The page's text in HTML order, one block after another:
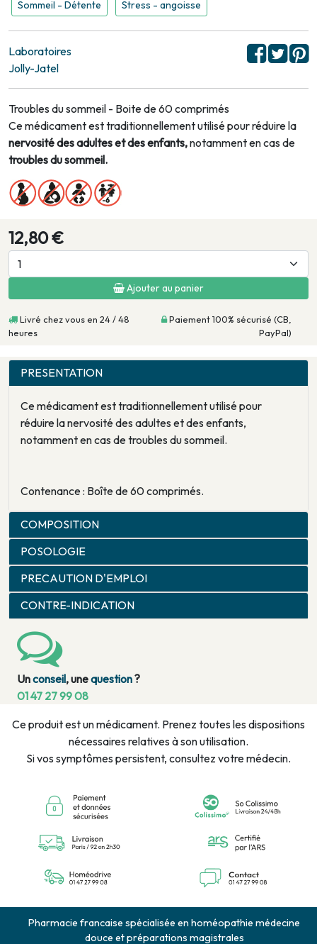
Sommeil - Détente Stress - angoisse
Laboratoires
Jolly-Jatel
Troubles du sommeil - Boite de 60 comprimés
Ce médicament est traditionnellement utilisé pour réduire la
nervosité des adultes et des enfants,notamment en cas de
troubles du sommeil.
12,80 €
Ajouter au panier
Livré chez vous en 24 / 48
heures
Paiement 100% sécurisé (CB,
PayPal)
PRESENTATION
Ce médicament est traditionnellement utilisé pour
réduire la nervosité des adultes et des enfants,
notamment en cas de troubles du sommeil.
Contenance : Boîte de 60 comprimés.
COMPOSITION
POSOLOGIE
PRECAUTION D'EMPLOI
CONTRE-INDICATION
Unconseil, unequestion?
01 47 27 99 08
Ce produit est un médicament. Prenez toutes les dispositions
nécessaires relatives à son utilisation.
Si vos symptômes persistent, consultez votre médecin.
Pharmacie francaise spécialisée en homéopathie médecine
douce et préparations magistrales